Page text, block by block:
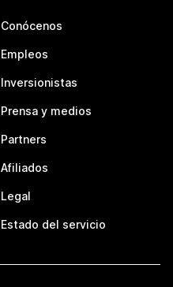
Conócenos
Empleos
Inversionistas
Prensa y medios
Partners
Afiliados
Legal
Estado del servicio